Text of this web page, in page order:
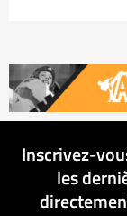
Inscrivez-
les